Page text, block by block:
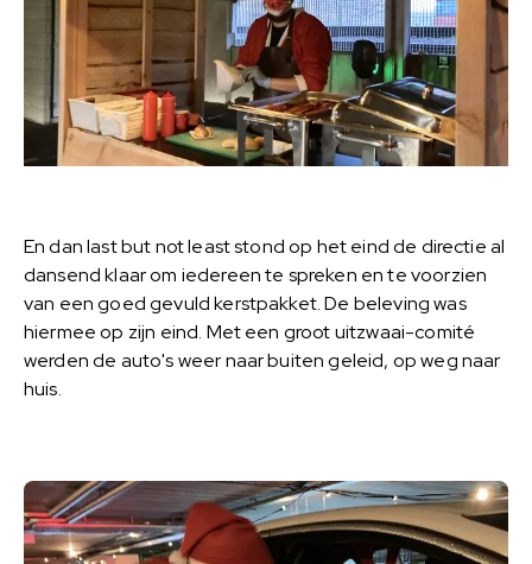
En dan last but not least stond op het eind de directie al
dansend klaar om iedereen te spreken en te voorzien
van een goed gevuld kerstpakket. De beleving was
hiermee op zijn eind. Met een groot uitzwaai-comité
werden de auto's weer naar buiten geleid, op weg naar
huis.